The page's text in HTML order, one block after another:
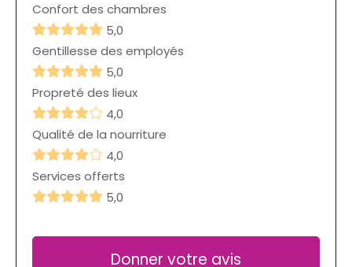
Confort des chambres
5,0
Gentillesse des employés
5,0
Propreté des lieux
4,0
Qualité de la nourriture
4,0
Services offerts
5,0
Donner votre avis